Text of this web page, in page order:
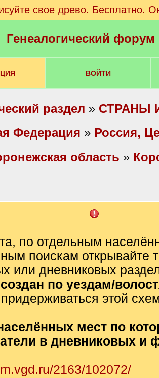
свое древо. Бесплатно.
Генеалогический
ВОЙТИ
раздел » СТРАНЫ
Федерация » Россия,
область »
по отдельным
поискам открывайте
или дневниковых
по уездам/
этой
мест по
в дневниковых и
2163/102072/